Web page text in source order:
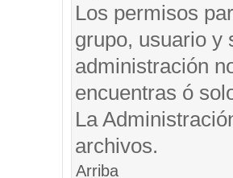
Los permisos
grupo, usuario y
administración
encuentras ó
La
archivos.
Arriba